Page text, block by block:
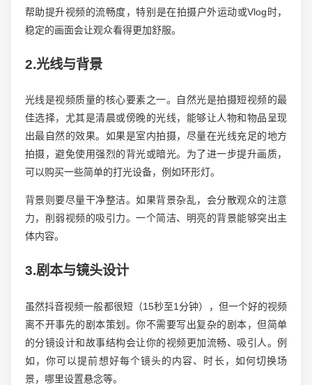
帮助提升视频的流畅度，特别是在拍摄户外运动或Vlog时，
稳定的画面会让观众看得更加舒服。
2.光线与背景
光线是视频质量的核心要素之一。自然光是拍摄短视频的最
佳选择，尤其是清晨或傍晚的光线，能够让人物和物品呈现
出最自然的效果。如果是室内拍摄，尽量在光线充足的地方
拍摄，避免使用强烈的背光或暗光。为了进一步提升画质，
可以购买一些简单的打光设备，例如环形灯。
背景则要尽量干净整洁。如果背景杂乱，会分散观众的注意
力，削弱视频的吸引力。一个简洁、明亮的背景能够突出主
体内容。
3.剧本与镜头设计
虽然抖音视频一般都很短（15秒至1分钟），但一个好的视频
离不开事先的剧本策划。你不需要写出复杂的剧本，但简单
的分镜设计和故事结构会让你的视频更加流畅、吸引人。例
如，你可以提前想好每个镜头的内容、时长，如何切换场
景，哪里设置悬念等。